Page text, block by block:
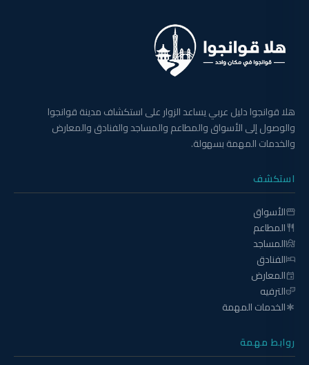
هلا قوانجوا دليل عربي يساعد الزوار على استكشاف مدينة قوانجوا
والوصول إلى الأسواق والمطاعم والمساجد والفنادق والمعارض
والخدمات المهمة بسهولة.
استكشف
storefrontالأسواق
restaurant المطاعم
mosqueالمساجد
hotelالفنادق
eventالمعارض
theater_comedyالترفيه
emergencyالخدمات المهمة
روابط مهمة